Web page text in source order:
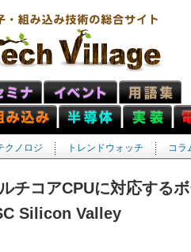
クノロジ トレンドウォッチ コラ
チコアCPUに対応する
Silicon Valley